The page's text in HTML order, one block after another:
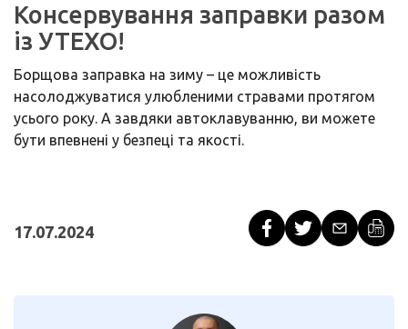
Консервування заправки разом
із УТЕХО!
Борщова заправка на зиму – це можливість
насолоджуватися улюбленими стравами протягом
усього року. А завдяки автоклавуванню, ви можете
бути впевнені у безпеці та якості.
17.07.2024